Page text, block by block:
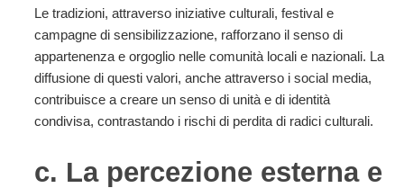
Le tradizioni, attraverso iniziative culturali, festival e
campagne di sensibilizzazione, rafforzano il senso di
appartenenza e orgoglio nelle comunità locali e nazionali. La
diffusione di questi valori, anche attraverso i social media,
contribuisce a creare un senso di unità e di identità
condivisa, contrastando i rischi di perdita di radici culturali.
c. La percezione esterna e